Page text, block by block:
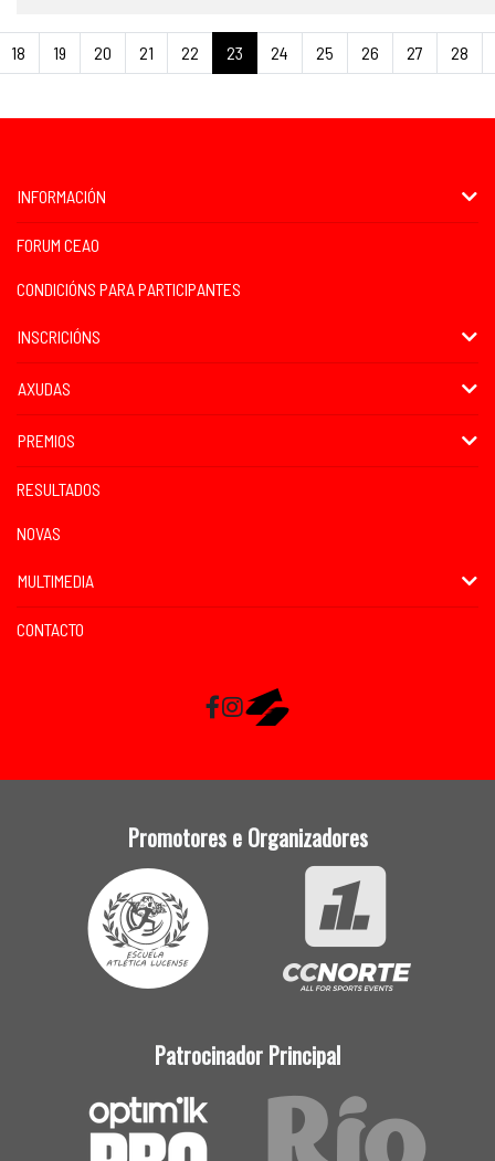
18 19 20 21 22 23 24 25 26 27 28
INFORMACIÓN
FORUM CEAO
CONDICIÓNS PARA PARTICIPANTES
INSCRICIÓNS
AXUDAS
PREMIOS
RESULTADOS
NOVAS
MULTIMEDIA
CONTACTO
Facebook
InstagramRaceMapp
Promotores e Organizadores
Patrocinador Principal